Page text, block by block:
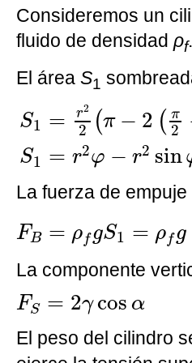
Consideremos un
fluido de densidad ρf
El área S1
S1 = r2
2 (π − 2 ( π
2
S1 = r2φ − r2 sin
2( π 2 −
La fuerza de
FB = ρf gS1 = ρf g
FB 1=
La componente
FS = 2γ cos α
FS =2 γcosα
El peso del cilindro